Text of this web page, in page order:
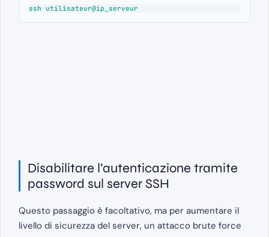
ssh utilisateur@ip_serveur
Disabilitare l’autenticazione tramite
password sul server SSH
Questo passaggio è facoltativo, ma per aumentare il
livello di sicurezza del server, un attacco brute force